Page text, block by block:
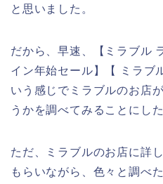
と思いました。
だから、早速、【ミラブル
イン年始セール】【 ミラブ
いう感じでミラブルのお店
うかを調べてみることにし
ただ、ミラブルのお店に詳
もらいながら、色々と調べ